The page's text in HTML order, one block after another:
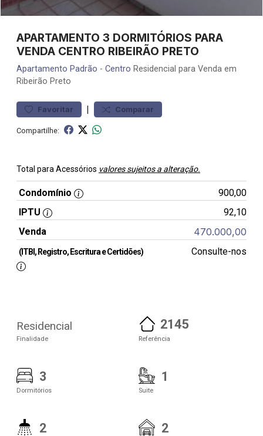
APARTAMENTO 3 DORMITÓRIOS PARA
VENDA CENTRO RIBEIRÃO PRETO
Apartamento Padrão - Centro Residencial para Venda em
Ribeirão Preto
Favoritar | Comparar
Compartilhe:
Total para Acessórios valores sujeitos a alteração.
Condomínio
900,00
IPTU
92,10
Venda
470.000,00
(ITBI, Registro, Escritura e Certidões) Consulte-nos
Residencial
Finalidade
2145
Referência
3
Dormitórios
1
Suite
2 2